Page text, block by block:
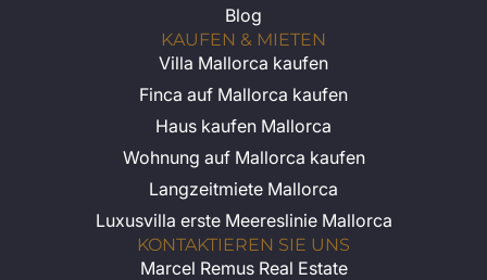
Blog
KAUFEN & MIETEN
Villa Mallorca kaufen
Finca auf Mallorca kaufen
Haus kaufen Mallorca
Wohnung auf Mallorca kaufen
Langzeitmiete Mallorca
Luxusvilla erste Meereslinie Mallorca
KONTAKTIEREN SIE UNS
Marcel Remus Real Estate